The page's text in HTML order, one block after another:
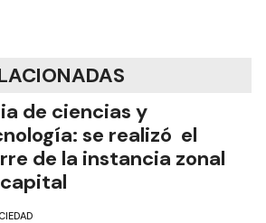
de ciencias y
se realizó el
de la instancia zonal